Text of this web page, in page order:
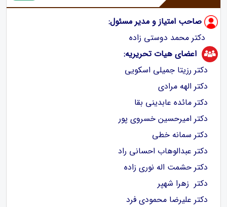
صاحب امتیاز و مدیر مسئول:
دکتر محمد دوستی زاده
اعضای هیات تحریریه:
دکتر رزیتا جمیلی اسکویی
دکتر الهه مرادی
دکتر مائده عابدینی بقا
دکتر امیرحسین خسروی پور
دکتر سمانه خطی
دکتر عبدالوهاب احسانی راد
دکتر حشمت اله نوری زاده
دکتر زهرا شهپر
دکتر علیرضا محمودی فرد